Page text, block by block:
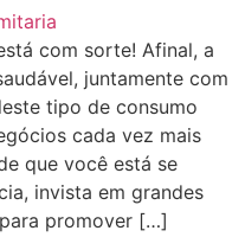
com sorte! Afinal, a
juntamente com
tipo de consumo
cada vez mais
que você está se
invista em grandes
promover […]